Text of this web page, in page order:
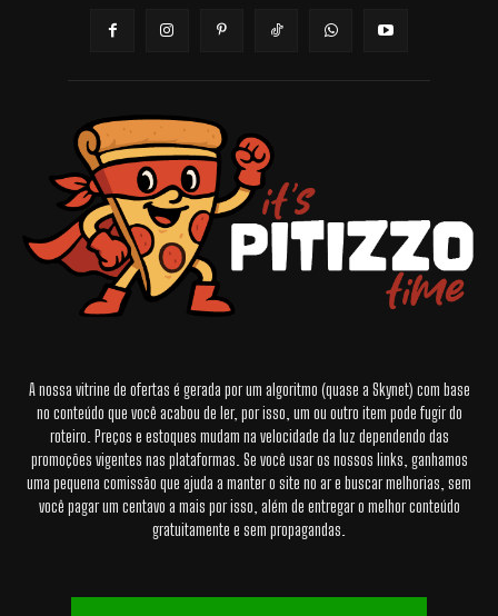
A nossa vitrine de ofertas é gerada por um algoritmo (quase a Skynet) com base
no conteúdo que você acabou de ler, por isso, um ou outro item pode fugir do
roteiro. Preços e estoques mudam na velocidade da luz dependendo das
promoções vigentes nas plataformas. Se você usar os nossos links, ganhamos
uma pequena comissão que ajuda a manter o site no ar e buscar melhorias, sem
você pagar um centavo a mais por isso, além de entregar o melhor conteúdo
gratuitamente e sem propagandas.